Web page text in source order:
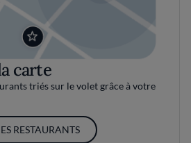
carte
triés sur le volet grâce à votre
RESTAURANTS